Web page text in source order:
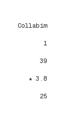
Collabim
1
39
★ 3.8
25